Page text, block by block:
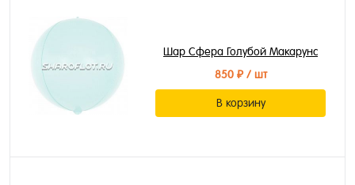
Шар Сфера Голубой Макарунс
850 ₽/ шт
В корзину